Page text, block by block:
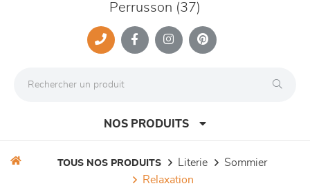
Perrusson (37)
NOS PRODUITS
TOUS NOS PRODUITS literie
sommier
relaxation